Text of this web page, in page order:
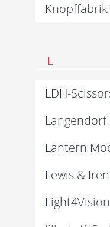
Knopffabrik
L
LDH-
Lantern
Lewis &
Light4Vision